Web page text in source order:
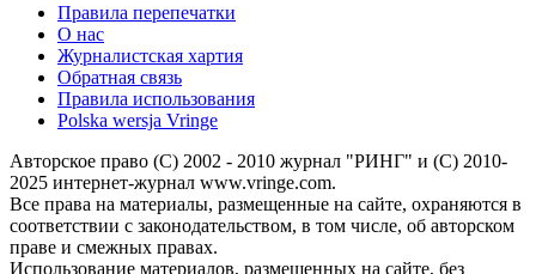
Правила перепечатки
О нас
Журналистская хартия
Обратная связь
Правила использования
Polska wersja Vringe
Авторское право (С) 2002 - 2010 журнал "РИНГ" и (С) 2010-
2025 интернет-журнал www.vringe.com.
Все права на материалы, размещенные на сайте, охраняются в
соответствии с законодательством, в том числе, об авторском
праве и смежных правах.
Использование материалов, размещенных на сайте, без